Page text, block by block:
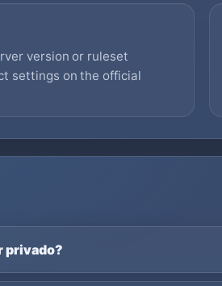
version or ruleset
settings on the official
privado?